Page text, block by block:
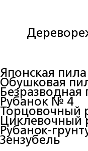
Японская пила
Обушковая
Безразводная
Рубанок № 4
Торцовочный
Циклевочный
Рубанок-
Зензубель